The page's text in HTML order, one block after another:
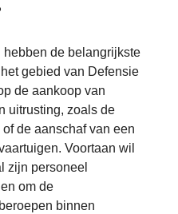
de belangrijkste
gebied van Defensie
de aankoop van
uitrusting, zoals de
de aanschaf van een
Voortaan wil
zijn personeel
om de
binnen